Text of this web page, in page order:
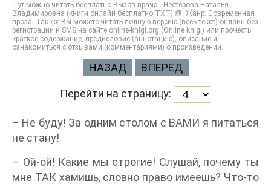
Тут можно читать бесплатно Вызов врача - Нестерова Наталья
Владимировна (книги онлайн бесплатно TXT) 📗. Жанр: Современная
проза. Так же Вы можете читать полную версию (весь текст) онлайн без
регистрации и SMS на сайте online-knigi.org (Online knigi) или прочесть
краткое содержание, предисловие (аннотацию), описание и
ознакомиться с отзывами (комментариями) о произведении.
НАЗАД ВПЕРЕД
Перейти на страницу:
– Не буду! За одним столом с ВАМИ я питаться
не стану!
– Ой-ой! Какие мы строгие! Слушай, почему ты
мне ТАК хамишь, словно право имеешь? Что-то